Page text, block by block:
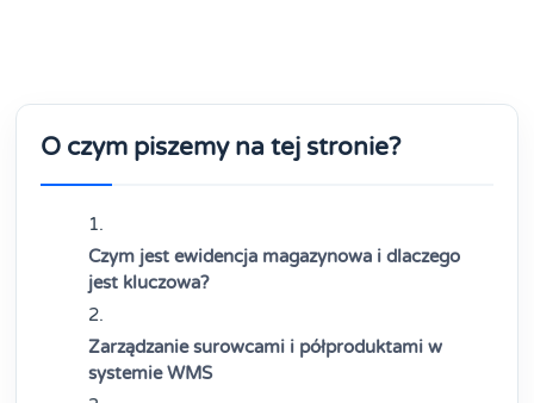
O czym piszemy na tej stronie?
Czym jest ewidencja magazynowa i dlaczego
jest kluczowa?
Zarządzanie surowcami i półproduktami w
systemie WMS